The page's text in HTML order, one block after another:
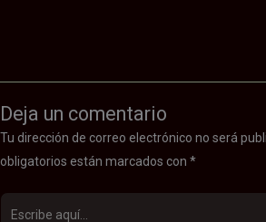
Deja un comentario
Tu dirección de correo electrónico no será
obligatorios están marcados con *